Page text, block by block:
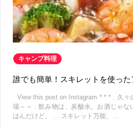
キャンプ料理
誰でも簡単！スキレットを使っ
View this post on Instagram * * * . 久々
場～～ . 飲み物は、炭酸水。お酒じゃな
はんだけど。 . . スキレット万能、…